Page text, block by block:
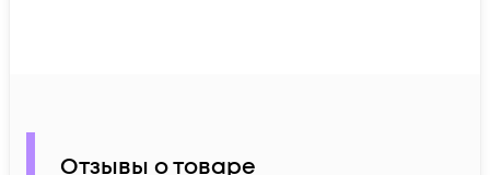
Отзывы о товаре